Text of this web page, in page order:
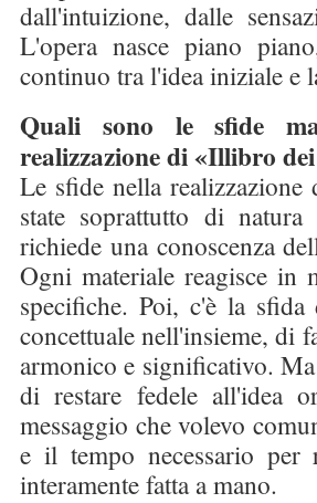
dall'intuizione, dalle
L'opera nasce piano
continuo tra l'idea iniziale e
Quali sono le sfide
realizzazione di «Illibro
Le sfide nella realizzazione
state soprattutto di
richiede una conoscenza
Ogni materiale reagisce in
specifiche. Poi, c'è la sfida
concettuale nell'insieme, di
armonico e significativo.
di restare fedele all'idea
messaggio che volevo
e il tempo necessario per
interamente fatta a mano.